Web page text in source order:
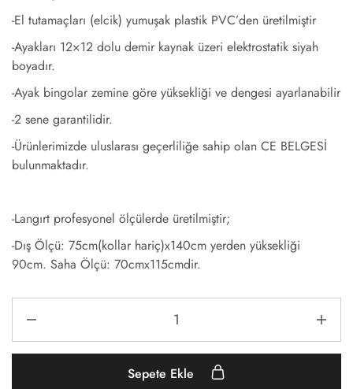
-El tutamaçları (elcik) yumuşak plastik PVC’den üretilmiştir
-Ayakları 12×12 dolu demir kaynak üzeri elektrostatik siyah
boyadır.
-Ayak bingolar zemine göre yüksekliği ve dengesi ayarlanabilir
-2 sene garantilidir.
-Ürünlerimizde uluslarası geçerliliğe sahip olan CE BELGESİ
bulunmaktadır.
-Langırt profesyonel ölçülerde üretilmiştir;
-Dış Ölçü: 75cm(kollar hariç)x140cm yerden yüksekliği
90cm. Saha Ölçü: 70cmx115cmdir.
Sepete Ekle